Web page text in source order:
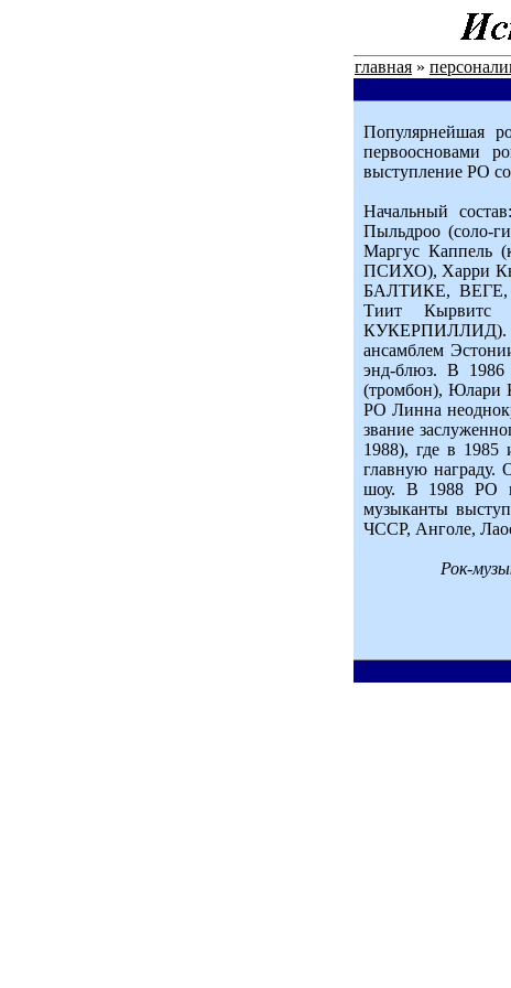
главная »
Популярнейшая
первоосновами
выступление РО
Начальный
Пыльдроо
Маргус
ПСИХО), Харри
БАЛТИКЕ, ВЕГЕ,
Тиит
КУКЕРПИЛЛИД).
ансамблем
энд-блюз. В
(тромбон), Юлари
РО Линна
звание
1988), где в 1985
главную награду.
шоу. В 1988 РО
музыканты
ЧССР, Анголе,
Рок-